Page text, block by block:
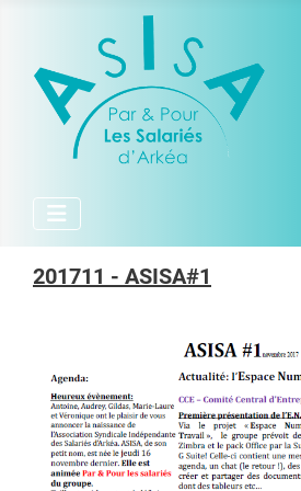
201711 - ASISA#1